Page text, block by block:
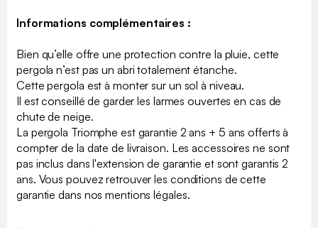
Informations complémentaires :
Bien qu’elle offre une protection contre la pluie, cette
pergola n’est pas un abri totalement étanche.
Cette pergola est à monter sur un sol à niveau.
Il est conseillé de garder les larmes ouvertes en cas de
chute de neige.
La pergola Triomphe est garantie 2 ans + 5 ans offerts à
compter de la date de livraison. Les accessoires ne sont
pas inclus dans l'extension de garantie et sont garantis 2
ans. Vous pouvez retrouver les conditions de cette
garantie dans nos mentions légales.